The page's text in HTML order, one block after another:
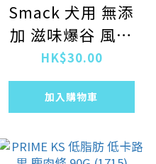
Smack 犬用 無添
加 滋味爆谷 風味
牛肉口味
HK$30.00
加入購物車